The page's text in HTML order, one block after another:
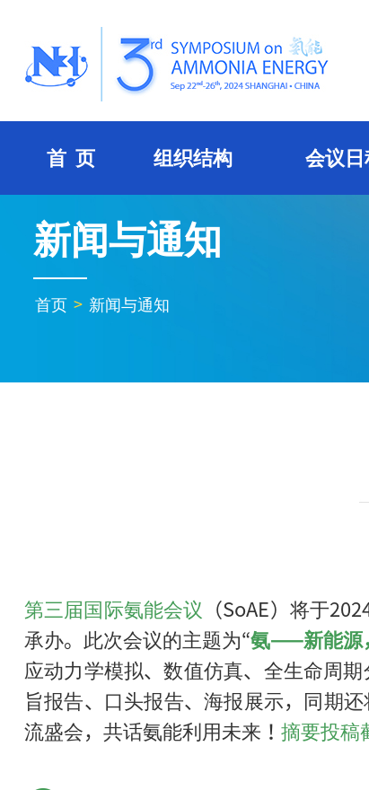
首 页 组织结构 会议
新闻与通知
首页 > 新闻与通知
第三届国际氨能会议 （SoAE）将于
承办。此次会议的主题为“氨——新能源
应动力学模拟、数值仿真、全生命周
旨报告、口头报告、海报展示，同期
流盛会，共话氨能利用未来！ 摘要投稿